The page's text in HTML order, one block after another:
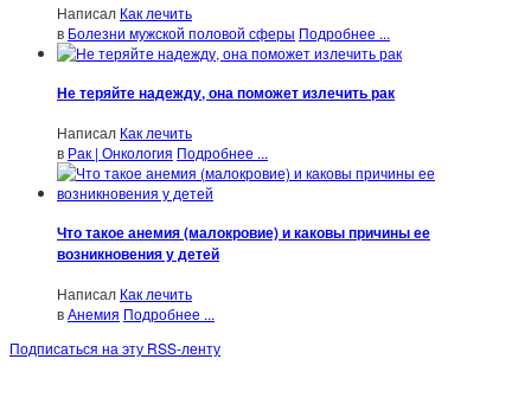
Написал Как лечить
в Болезни мужской половой сферы Подробнее ...
Не теряйте надежду, она поможет излечить рак
Написал Как лечить
в Рак | Онкология Подробнее ...
Что такое анемия (малокровие) и каковы причины ее
возникновения у детей
Написал Как лечить
вАнемия Подробнее ...
Подписаться на эту RSS-ленту